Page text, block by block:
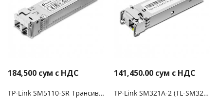
184,500 сум с НДС
TP-Link SM5110-SR Трансивер 10GBase-SR SFP+ LC
141,450.00 сум с НДС
TP-Link SM321A-2 (TL-SM321A-2) Двунаправленный SFP‑модуль WDM 1000Base-BX